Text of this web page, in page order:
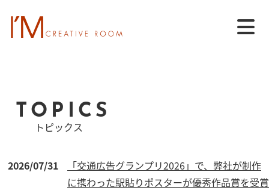
TOPICS
トピックス
2026/07/31
「交通広告グランプリ2026」で、弊社が制作
に携わった駅貼りポスターが優秀作品賞を受賞